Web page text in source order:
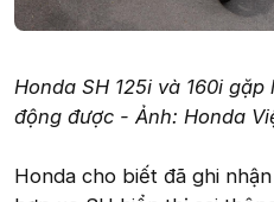
Honda SH 125i và 160i
động được - Ảnh: Honda
Honda cho biết đã ghi